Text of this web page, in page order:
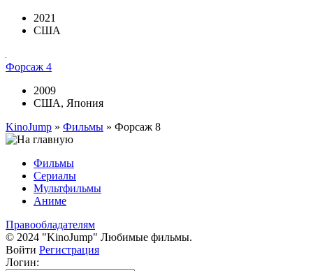
2021
США
Форсаж 4
2009
США, Япония
KinoJump » Фильмы » Форсаж 8
Фильмы
Сериалы
Мультфильмы
Аниме
Правообладателям
© 2024 "KinoJump" Любимые фильмы.
Войти Регистрация
Логин: